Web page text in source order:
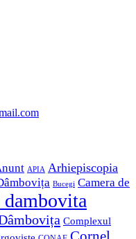
Opens
APIA Arhiepiscopia
Bucegi Camera de
Complexul